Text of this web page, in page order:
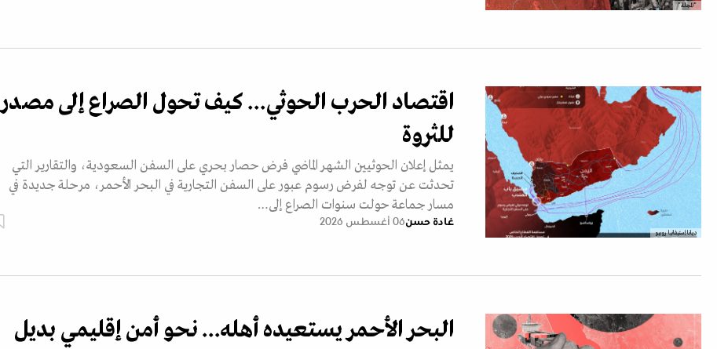
"المجلة"
ديانا إستيفانيا روبيو
اقتصاد الحرب الحوثي... كيف تحول الصراع إلى مصدر
للثروة
يمثل إعلان الحوثيين الشهر الماضي فرض حصار بحري على السفن السعودية، والتقارير التي
تحدثت عن توجه لفرض رسوم عبور على السفن التجارية في البحر الأحمر، مرحلة جديدة في
مسار جماعة حولت سنوات الصراع إلى…
غادة حسن06 أغسطس 2026
البحر الأحمر يستعيده أهله... نحو أمن إقليمي بديل